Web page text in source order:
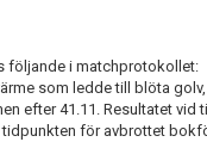
följande i matchprotokollet:
som ledde till blöta
efter 41.11. Resultatet vid
för avbrottet